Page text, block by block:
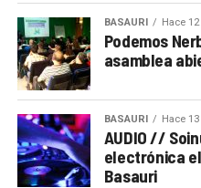
BASAURI Hace
Podemos
asamblea
BASAURI Hace
AUDIO //
electrónica
Basauri